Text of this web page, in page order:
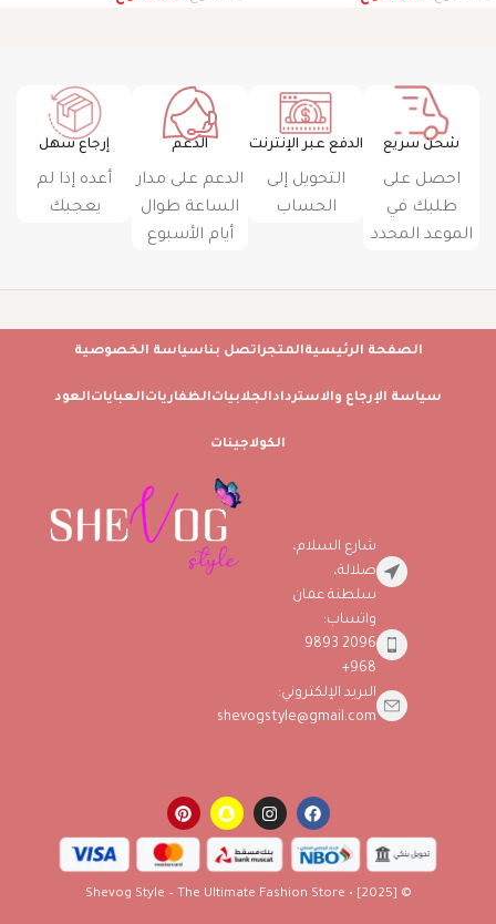
شحن سريع
احصل على
طلبك في
الموعد المحدد
الدفع عبر الإنترنت
التحويل إلى
الحساب
الدعم
الدعم على مدار
الساعة طوال
أيام الأسبوع
إرجاع سهل
أعده إذا لم
يعجبك
الصفحة الرئيسيةالمتجراتصل بناسياسة الخصوصية
سياسة الإرجاع والاستردادالجلابياتالظفارياتالعباياتالعود
الكولاجينات
شارع السلام،
صلالة،
سلطنة عمان
واتساب:
2096 9893
968+
البريد الإلكتروني:
shevogstyle@gmail.com
© [2025] • Shevog Style – The Ultimate Fashion Store